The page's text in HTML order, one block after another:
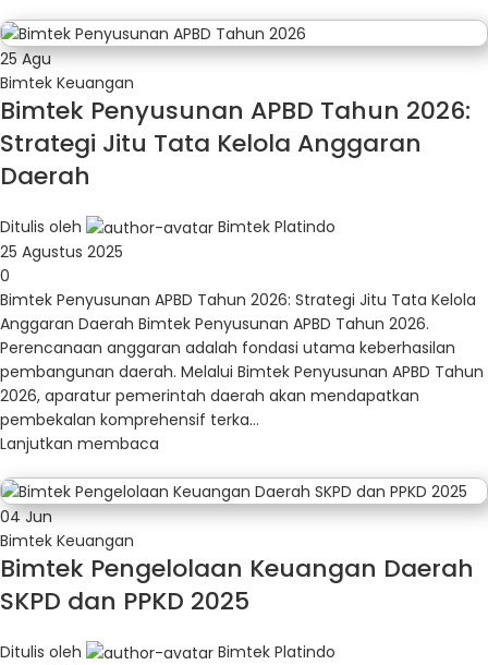
25Agu
Bimtek Keuangan
Bimtek Penyusunan APBD Tahun 2026:
Strategi Jitu Tata Kelola Anggaran
Daerah
Ditulis oleh
Bimtek Platindo
25 Agustus 2025
0
Bimtek Penyusunan APBD Tahun 2026: Strategi Jitu Tata Kelola
Anggaran Daerah Bimtek Penyusunan APBD Tahun 2026.
Perencanaan anggaran adalah fondasi utama keberhasilan
pembangunan daerah. Melalui Bimtek Penyusunan APBD Tahun
2026, aparatur pemerintah daerah akan mendapatkan
pembekalan komprehensif terka...
Lanjutkan membaca
04Jun
Bimtek Keuangan
Bimtek Pengelolaan Keuangan Daerah
SKPD dan PPKD 2025
Ditulis oleh
Bimtek Platindo